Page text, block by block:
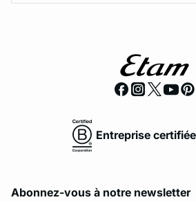
Entreprise
Abonnez-vous à notre newsletter